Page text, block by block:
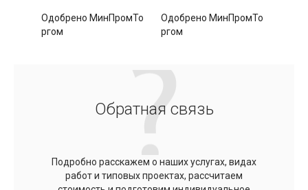
Одобрено МинПромТо
ргом
Одобрено МинПромТо
ргом
Обратная связь
Подробно расскажем о наших услугах, видах
работ и типовых проектах, рассчитаем